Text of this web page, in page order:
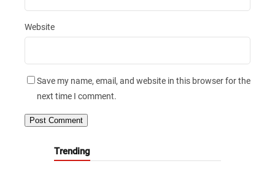
Website
Save my name, email, and website in this browser for the
next time I comment.
Trending